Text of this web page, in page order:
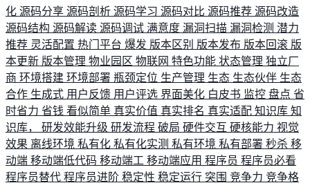
化 源码分享 源码剖析 源码学习 源码对比 源码推荐 源码改造
源码结构 源码解读 源码调试 满意度 漏洞扫描 漏洞检测 潜力
推荐 灵活配置 热门平台 爆发 版本区别 版本发布 版本回滚 版
本更新 版本管理 物业园区 物联网 特色功能 状态管理 独立厂
商 环境搭建 环境部署 瓶颈定位 生产管理 生态 生态伙伴 生态
合作 生成式 用户反馈 用户评选 界面美化 白皮书 监控 盘点 省
时省力 省钱 看似简单 真实价值 真实排名 真实适配 知识库 知
识库， 研发效能升级 研发流程 破局 硬件交互 硬核能力 视觉
效果 离线环境 私有化 私有化实测 私有环境 私有部署 秒杀 移
动端 移动端低代码 移动端工 移动端应用 程序员 程序员必看
程序员替代 程序员进阶 稳定性 稳定运行 突围 竞争力 竞争格